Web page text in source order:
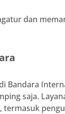
dan
Bandara
saja.
termasuk